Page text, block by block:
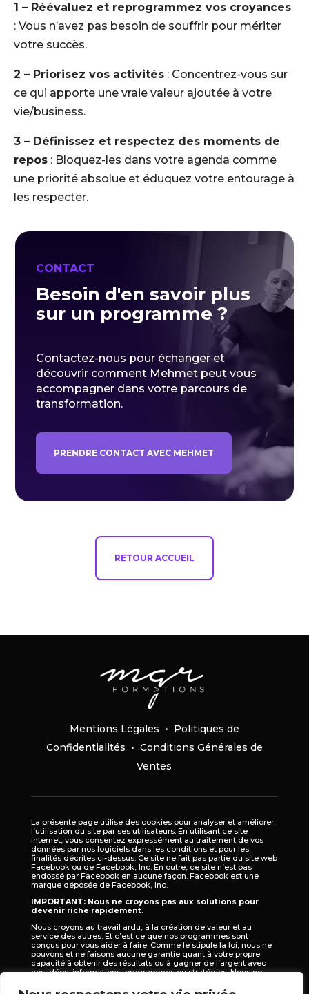
1 – Réévaluez et reprogrammez vos croyances
: Vous n’avez pas besoin de souffrir pour mériter
votre succès.
2 – Priorisez vos activités : Concentrez-vous sur
ce qui apporte une vraie valeur ajoutée à votre
vie/business.
3 – Définissez et respectez des moments de
repos : Bloquez-les dans votre agenda comme
une priorité absolue et éduquez votre entourage à
les respecter.
CONTACT
Besoin d'en savoir plus
sur un programme ?
Contactez-nous pour échanger et
découvrir comment Mehmet peut vous
accompagner dans votre parcours de
transformation.
PRENDRE CONTACT AVEC MEHMET
RETOUR ACCUEIL
Mentions Légales • Politiques de
Confidentialités • Conditions Générales de
Ventes
La présente page utilise des cookies pour analyser et améliorer
l’utilisation du site par ses utilisateurs. En utilisant ce site
internet, vous consentez expressément au traitement de vos
données par nos logiciels dans les conditions et pour les
finalités décrites ci-dessus. Ce site ne fait pas partie du site web
Facebook ou de Facebook, Inc. En outre, ce site n’est pas
endossé par Facebook en aucune façon. Facebook est une
marque déposée de Facebook, Inc.
IMPORTANT: Nous ne croyons pas aux solutions pour
devenir riche rapidement.
Nous croyons au travail ardu, à la création de valeur et au
service des autres. Et c’est ce que nos programmes sont
conçus pour vous aider à faire. Comme le stipule la loi, nous ne
pouvons et ne faisons aucune garantie quant à votre propre
capacité à obtenir des résultats ou à gagner de l’argent avec
nos idées, informations, programmes ou stratégies. Nous ne
dépendent de vous. Nous sommes là pour vous aider en vous